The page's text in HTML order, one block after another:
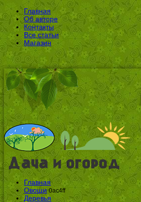
Главная
Об авторе
Контакты
Все статьи
Магазин
Главная
Овощи 0ac4ff
Деревья